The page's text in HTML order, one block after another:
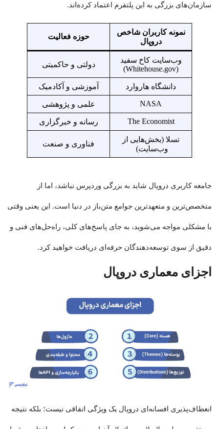
سازمان‌های بزرگی به این پلتفرم اعتماد کرده‌اند.
نمونه کاربران شاخص
دروپال
حوزه فعالیت
وب‌سایت کاخ سفید
(Whitehouse.gov)
دولتی و حاکمیتی
دانشگاه هاروارد آموزشی و آکادمیک
NASA علمی و پژوهشی
The Economist رسانه و خبرگزاری
تسلا (بخش‌هایی از
وب‌سایت)
فناوری و صنعت
جامعه کاربری دروپال شاید به بزرگی وردپرس نباشد، اما از
متخصص‌ترین و متعهدترین جوامع متن‌باز در دنیا است. این یعنی وقتی
با مشکلی مواجه می‌شوید، به جای پاسخ‌های کلی، راه‌حل‌های فنی و
دقیق از سوی توسعه‌دهندگان حرفه‌ای دریافت خواهید کرد.
اجزای معماری دروپال
انعطاف‌پذیری افسانه‌ای دروپال یک ویژگی اتفاقی نیست؛ بلکه نتیجه